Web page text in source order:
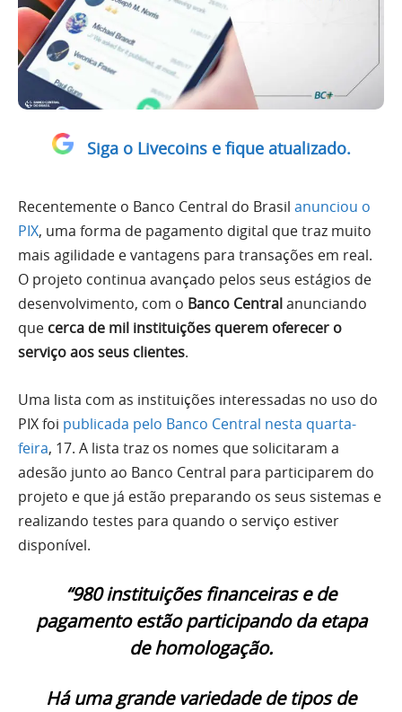
Siga o Livecoins e fique atualizado.
Recentemente o Banco Central do Brasil anunciou o
PIX, uma forma de pagamento digital que traz muito
mais agilidade e vantagens para transações em real.
O projeto continua avançado pelos seus estágios de
desenvolvimento, com o Banco Centralanunciando
que cerca de mil instituições querem oferecer o
serviço aos seus clientes.
Uma lista com as instituições interessadas no uso do
PIX foi publicada pelo Banco Central nesta quarta-
feira, 17. A lista traz os nomes que solicitaram a
adesão junto ao Banco Central para participarem do
projeto e que já estão preparando os seus sistemas e
realizando testes para quando o serviço estiver
disponível.
“980 instituições financeiras e de
pagamento estão participando da etapa
de homologação.
Há uma grande variedade de tipos de